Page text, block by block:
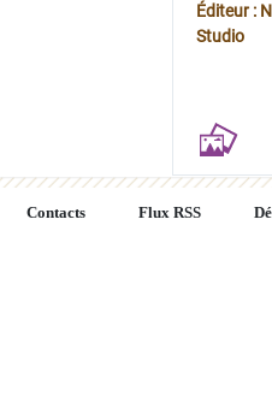
Éditeur :
Studio
Contacts Flux RSS